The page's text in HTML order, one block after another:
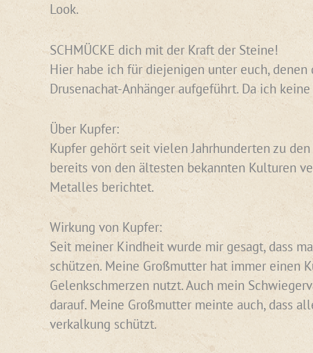
Look.
SCHMÜCKE dich mit der Kraft der Steine!
Hier habe ich für diejenigen unter euch,
Drusenachat-Anhänger aufgeführt. Da ich
Über Kupfer:
Kupfer gehört seit vielen Jahrhunderten zu
bereits von den ältesten bekannten Kulturen
Metalles berichtet.
Wirkung von Kupfer:
Seit meiner Kindheit wurde mir gesagt, dass
schützen. Meine Großmutter hat immer einen
Gelenkschmerzen nutzt. Auch mein
darauf. Meine Großmutter meinte auch, dass
verkalkung schützt.